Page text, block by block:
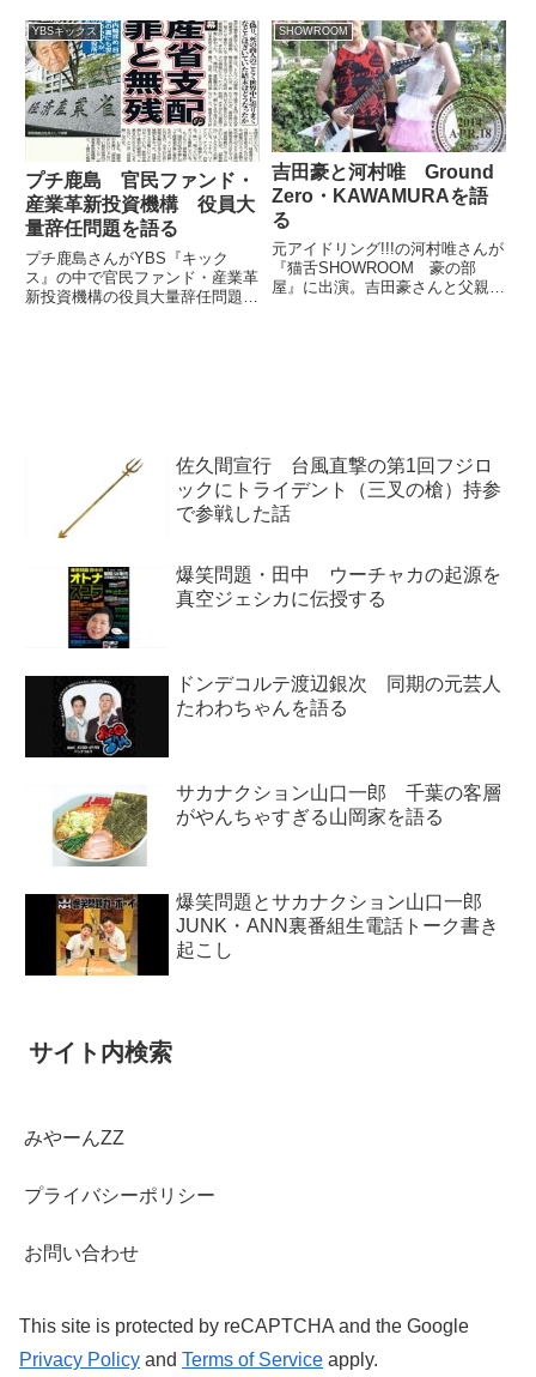
田豪）そうなんですよ。これも念
願ですよ。（小島慶子）梅宮辰夫
さん。（吉田豪）僕、もう...
代』について、宇多丸さんと話し
ていました。
YBSキックス
プチ鹿島 官民ファンド・
産業革新投資機構 役員大
量辞任問題を語る
プチ鹿島さんがYBS『キック
ス』の中で官民ファンド・産業革
新投資機構の役員大量辞任問題に
SHOWROOM
吉田豪と河村唯 Ground
Zero・KAWAMURAを語
る
元アイドリング!!!の河村唯さんが
『猫舌SHOWROOM 豪の部
屋』に出演。吉田豪さんと父親で
佐久間宣行 台風直撃の第1回フジロ
ックにトライデント（三叉の槍）持参
で参戦した話
爆笑問題・田中 ウーチャカの起源を
真空ジェシカに伝授する
ドンデコルテ渡辺銀次 同期の元芸人
たわわちゃんを語る
サカナクション山口一郎 千葉の客層
がやんちゃすぎる山岡家を語る
爆笑問題とサカナクション山口一郎
JUNK・ANN裏番組生電話トーク書き
起こし
サイト内検索
みやーんZZ
プライバシーポリシー
お問い合わせ
This site is protected by reCAPTCHA and the Google
Privacy Policy and Terms of Service apply.